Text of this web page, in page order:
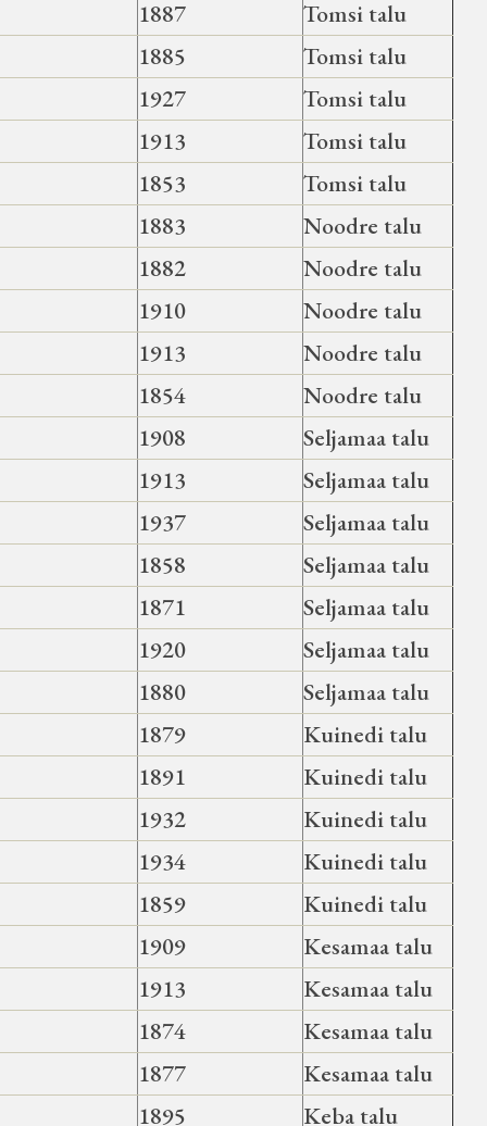
1887
Tomsi talu
1885
Tomsi talu
1927
Tomsi talu
1913
Tomsi talu
1853
Tomsi talu
1883
Noodre talu
1882
Noodre talu
1910
Noodre talu
1913
Noodre talu
1854
Noodre talu
1908
Seljamaa talu
1913
Seljamaa talu
1937
Seljamaa talu
1858
Seljamaa talu
1871
Seljamaa talu
1920
Seljamaa talu
1880
Seljamaa talu
1879
Kuinedi talu
1891
Kuinedi talu
1932
Kuinedi talu
1934
Kuinedi talu
1859
Kuinedi talu
1909
Kesamaa talu
1913
Kesamaa talu
1874
Kesamaa talu
1877
Kesamaa talu
1895 Keba talu